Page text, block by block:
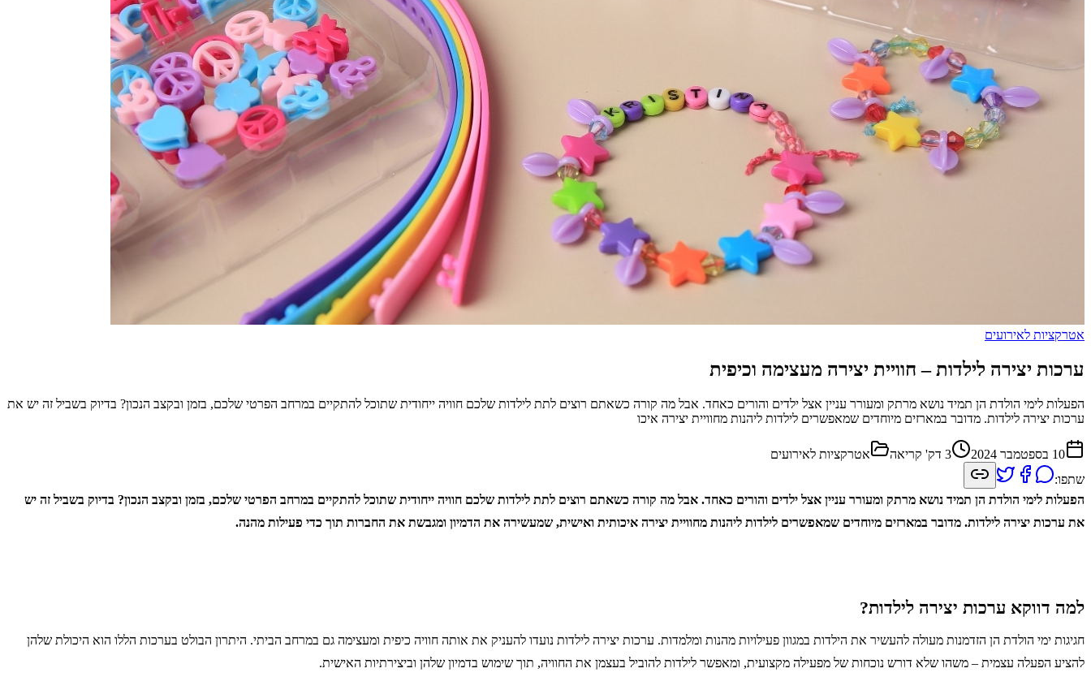
אטרקציות לאירועים
ערכות יצירה לילדות – חוויית יצירה מעצימה וכיפית
הפעלות לימי הולדת הן תמיד נושא מרתק ומעורר עניין אצל ילדים והורים כאחד. אבל מה קורה כשאתם רוצים לתת לילדות שלכם חוויה ייחודית שתוכל להתקיים במרחב הפרטי שלכם, בזמן ובקצב הנכון? בדיוק בשביל זה יש את
ערכות יצירה לילדות. מדובר במארזים מיוחדים שמאפשרים לילדות ליהנות מחוויית יצירה איכו
10 בספטמבר 2024 3 דק' קריאה
אטרקציות לאירועים
שתפו:
הפעלות לימי הולדת הן תמיד נושא מרתק ומעורר עניין אצל ילדים והורים כאחד. אבל מה קורה כשאתם רוצים לתת לילדות שלכם חוויה ייחודית שתוכל להתקיים במרחב הפרטי שלכם, בזמן ובקצב הנכון? בדיוק בשביל זה יש
את ערכות יצירה לילדות. מדובר במארזים מיוחדים שמאפשרים לילדות ליהנות מחוויית יצירה איכותית ואישית, שמעשירה את הדמיון ומגבשת את החברות תוך כדי פעילות מהנה.
למה דווקא ערכות יצירה לילדות?
חגיגות ימי הולדת הן הזדמנות מעולה להעשיר את הילדות במגוון פעילויות מהנות ומלמדות. ערכות יצירה לילדות נועדו להעניק את אותה חוויה כיפית ומעצימה גם במרחב הביתי. היתרון הבולט בערכות הללו הוא היכולת שלהן
להציע הפעלה עצמית – משהו שלא דורש נוכחות של מפעילה מקצועית, ומאפשר לילדות להוביל בעצמן את החוויה, תוך שימוש בדמיון שלהן וביצירתיות האישית.